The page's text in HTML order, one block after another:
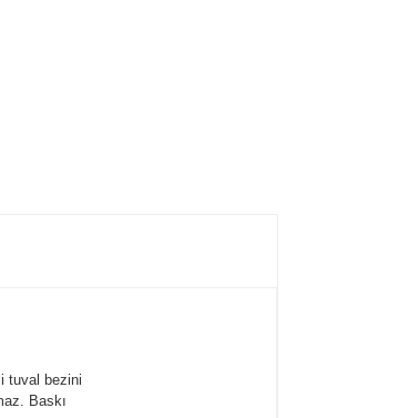
tuval bezini
Baskı